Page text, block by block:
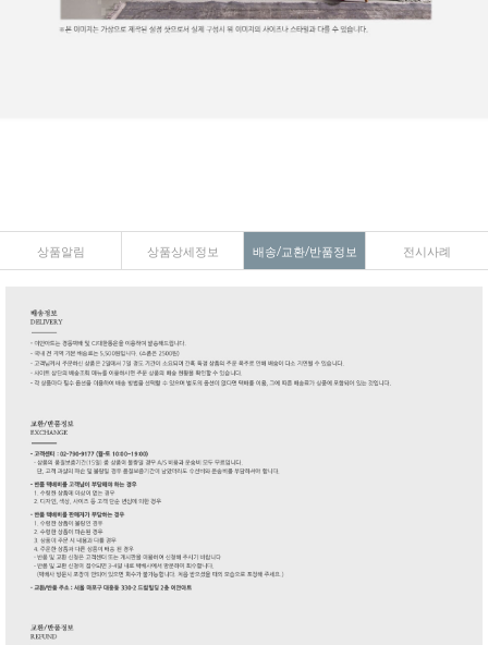
상품알림 상품상세정보 배송/교환/반품정보 전시사례